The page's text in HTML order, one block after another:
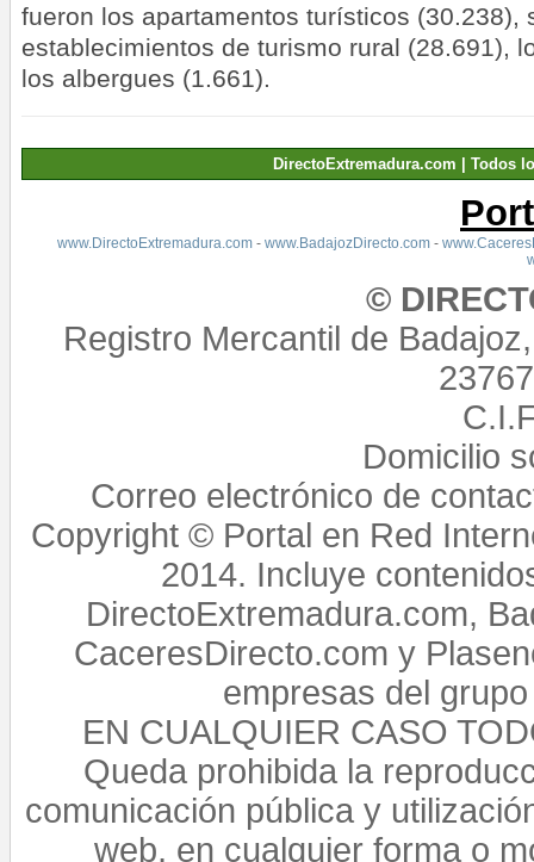
fueron los apartamentos turísticos (30.238),
establecimientos de turismo rural (28.691),
los albergues (1.661).
DirectoExtremadura.com | Todos
www.DirectoExtremadura.com- www.BadajozDirecto.com-
©
Registro Mercantil de
Domicilio
Correo electrónico de
Copyright © Portal en Red
2014. Incluye
DirectoExtremadura.com,
CaceresDirecto.com y
empresas del
EN CUALQUIER CASO
Queda prohibida la
comunicación pública y
web, en cualquier forma o